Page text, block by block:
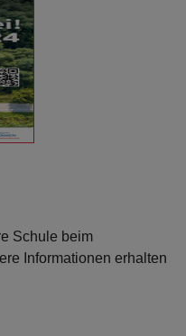
Schule beim
Informationen erhalten